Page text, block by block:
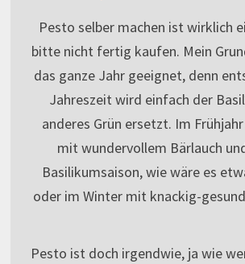
Pesto selber machen ist wirklich
bitte nicht fertig kaufen. Mein
das ganze Jahr geeignet, denn
Jahreszeit wird einfach der
anderes Grün ersetzt. Im
mit wundervollem Bärlauch
Basilikumsaison, wie wäre es
oder im Winter mit knackig-
Pesto ist doch irgendwie, ja wie